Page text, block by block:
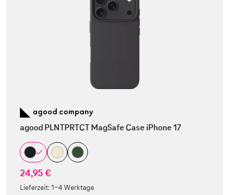
agood PLNTPRTCT MagSafe Case iPhone 17
24,95 €
Lieferzeit:1-4 Werktage